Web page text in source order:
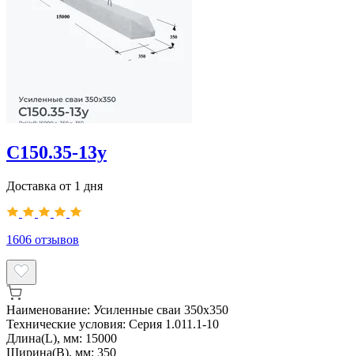
С150.35-13у
Доставка от 1 дня
1606 отзывов
Наименование: Усиленные сваи 350х350
Технические условия: Серия 1.011.1-10
Длина(L), мм: 15000
Ширина(B), мм: 350